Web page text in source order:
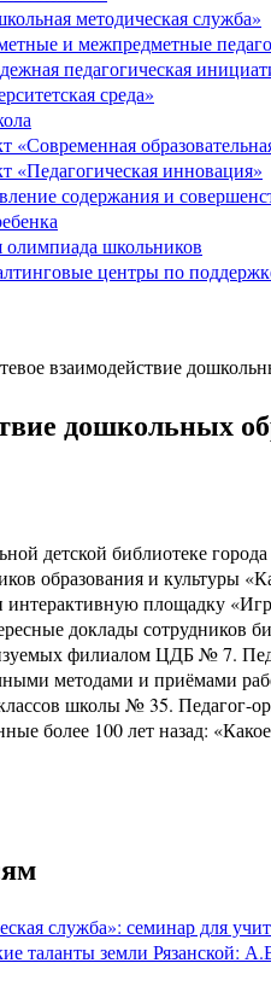
методическая служба»
и межпредметные
педагогическая
среда»
«Современная
«Педагогическая инновация»
содержания и
олимпиада школьников
центры по
взаимодействие
дошкольных
детской библиотеке
образования и
интерактивную площадку
доклады сотрудников
филиалом ЦДБ № 7.
методами и приёмами
школы № 35. Педагог-
более 100 лет назад:
служба»: семинар для
таланты земли Рязанской: